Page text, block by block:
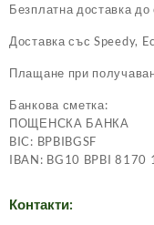
Безплатна доставка
Доставка със Speedy,
Плащане при
Банкова сметка:
ПОЩЕНСКА БАНКА
BIC: BPBIBGSF
IBAN: BG10 BPBI
Контакти: